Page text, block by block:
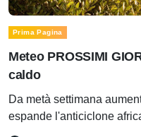
Prima Pagina
Meteo PROSSIMI
caldo
Da metà settimana
espande l'anticiclone